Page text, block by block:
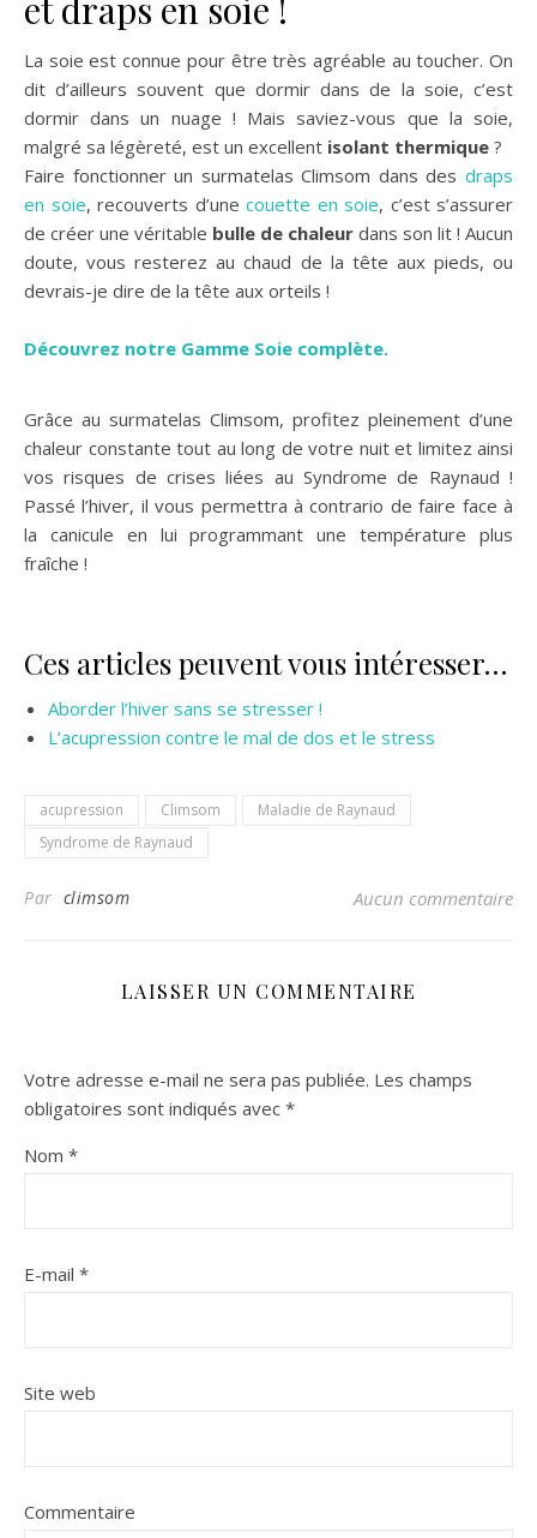
La soie est connue pour être très agréable au toucher. On
dit d’ailleurs souvent que dormir dans de la soie, c’est
dormir dans un nuage ! Mais saviez-vous que la soie,
malgré sa légèreté, est un excellent isolant thermique ?
Faire fonctionner un surmatelas Climsom dans des draps
en soie, recouverts d’une couette en soie, c’est s’assurer
de créer une véritable bulle de chaleur dans son lit ! Aucun
doute, vous resterez au chaud de la tête aux pieds, ou
devrais-je dire de la tête aux orteils !
Découvrez notre Gamme Soie complète.
Grâce au surmatelas Climsom, profitez pleinement d’une
chaleur constante tout au long de votre nuit et limitez ainsi
vos risques de crises liées au Syndrome de Raynaud !
Passé l’hiver, il vous permettra à contrario de faire face à
la canicule en lui programmant une température plus
fraîche !
Ces articles peuvent vous intéresser…
Aborder l’hiver sans se stresser !
L’acupression contre le mal de dos et le stress
acupression Climsom
Maladie de Raynaud
Syndrome de Raynaud
Par climsom Aucun commentaire
LAISSER UN COMMENTAIRE
Votre adresse e-mail ne sera pas publiée. Les champs
obligatoires sont indiqués avec *
Nom *
E-mail *
Site web
Commentaire